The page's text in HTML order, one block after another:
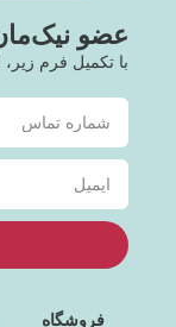
عضو
با تکمیل فرم
فروشگاه